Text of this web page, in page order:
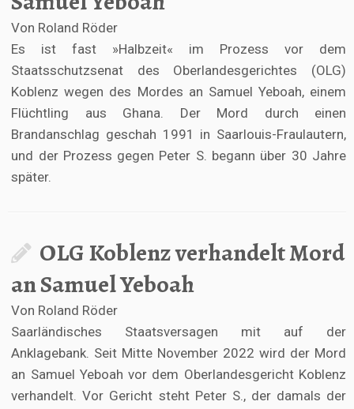
Von Roland Röder
Es ist fast »Halbzeit« im Prozess vor dem
Staatsschutzsenat des Oberlandesgerichtes (OLG)
Koblenz wegen des Mordes an Samuel Yeboah, einem
Flüchtling aus Ghana. Der Mord durch einen
Brandanschlag geschah 1991 in Saarlouis-Fraulautern,
und der Prozess gegen Peter S. begann über 30 Jahre
später.
OLG Koblenz verhandelt Mord
an Samuel Yeboah
Von Roland Röder
Saarländisches Staatsversagen mit auf der
Anklagebank. Seit Mitte November 2022 wird der Mord
an Samuel Yeboah vor dem Oberlandesgericht Koblenz
verhandelt. Vor Gericht steht Peter S., der damals der